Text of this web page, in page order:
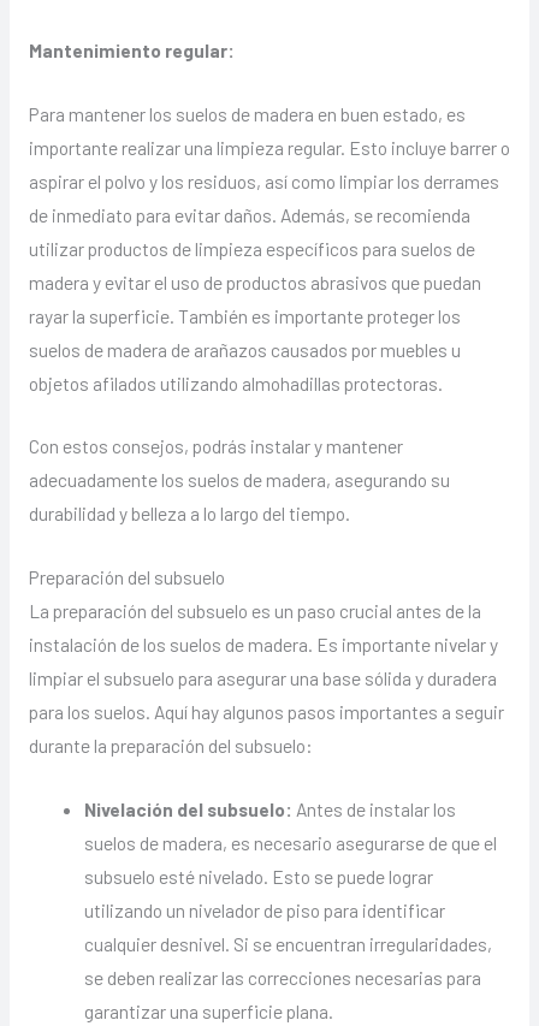
Mantenimiento regular:
Para mantener los suelos de madera en buen estado, es
importante realizar una limpieza regular. Esto incluye barrer o
aspirar el polvo y los residuos, así como limpiar los derrames
de inmediato para evitar daños. Además, se recomienda
utilizar productos de limpieza específicos para suelos de
madera y evitar el uso de productos abrasivos que puedan
rayar la superficie. También es importante proteger los
suelos de madera de arañazos causados por muebles u
objetos afilados utilizando almohadillas protectoras.
Con estos consejos, podrás instalar y mantener
adecuadamente los suelos de madera, asegurando su
durabilidad y belleza a lo largo del tiempo.
Preparación del subsuelo
La preparación del subsuelo es un paso crucial antes de la
instalación de los suelos de madera. Es importante nivelar y
limpiar el subsuelo para asegurar una base sólida y duradera
para los suelos. Aquí hay algunos pasos importantes a seguir
durante la preparación del subsuelo:
Nivelación del subsuelo: Antes de instalar los
suelos de madera, es necesario asegurarse de que el
subsuelo esté nivelado. Esto se puede lograr
utilizando un nivelador de piso para identificar
cualquier desnivel. Si se encuentran irregularidades,
se deben realizar las correcciones necesarias para
garantizar una superficie plana.